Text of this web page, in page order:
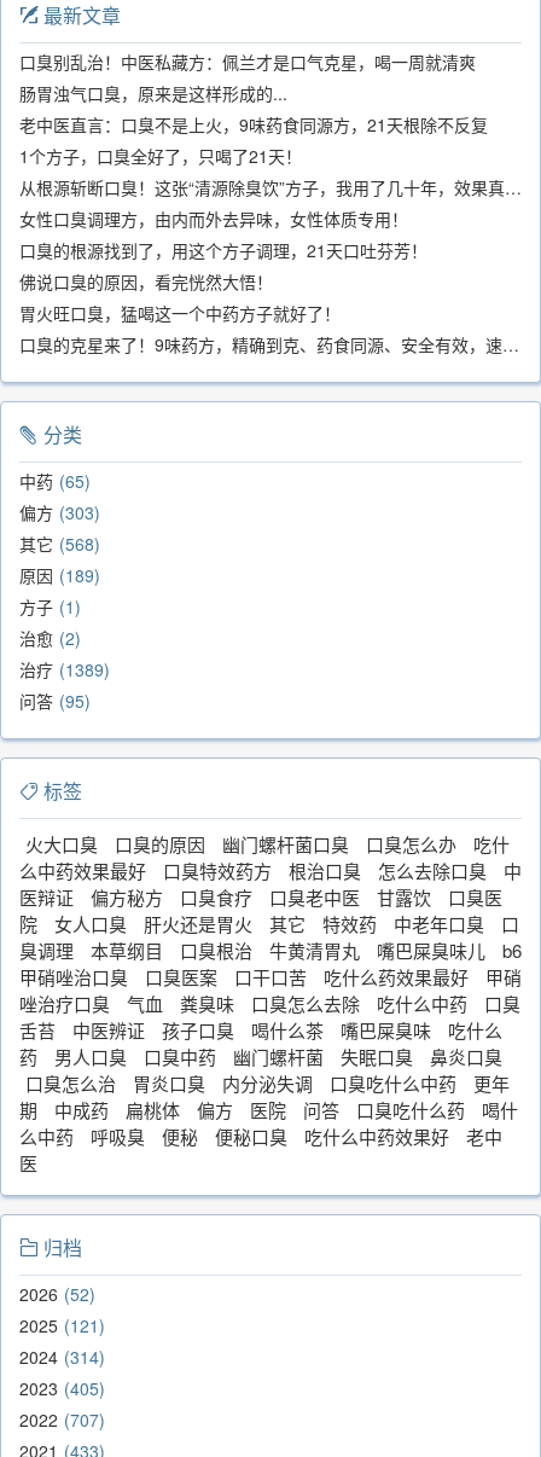
最新文章
口臭别乱治！中医私藏方：佩兰才是口气克星，喝一周就清爽
肠胃浊气口臭，原来是这样形成的...
老中医直言：口臭不是上火，9味药食同源方，21天根除不反复
1个方子，口臭全好了，只喝了21天！
从根源斩断口臭！这张“清源除臭饮”方子，我用了几十年，效果真不错
女性口臭调理方，由内而外去异味，女性体质专用！
口臭的根源找到了，用这个方子调理，21天口吐芬芳！
佛说口臭的原因，看完恍然大悟！
胃火旺口臭，猛喝这一个中药方子就好了！
口臭的克星来了！9味药方，精确到克、药食同源、安全有效，速看！
分类
中药 65
偏方 303
其它 568
原因 189
方子 1
治愈 2
治疗 1389
问答 95
标签
火大口臭 口臭的原因 幽门螺杆菌口臭 口臭怎么办
吃什
么中药效果最好
口臭特效药方 根治口臭 怎么去除口臭
中
医辩证
偏方秘方 口臭食疗 口臭老中医 甘露饮
口臭医
院
女人口臭 肝火还是胃火 其它 特效药 中老年口臭
口
臭调理
本草纲目 口臭根治 牛黄清胃丸 嘴巴屎臭味儿
b6
甲硝唑治口臭
口臭医案 口干口苦 吃什么药效果最好
甲硝
唑治疗口臭
气血 粪臭味 口臭怎么去除 吃什么中药
口臭
舌苔
中医辨证 孩子口臭 喝什么茶 嘴巴屎臭味
吃什么
药
男人口臭 口臭中药 幽门螺杆菌 失眠口臭
鼻炎口臭
口臭怎么治
胃炎口臭 内分泌失调 口臭吃什么中药
更年
期
中成药 扁桃体 偏方 医院 问答 口臭吃什么药
喝什
么中药
呼吸臭 便秘 便秘口臭 吃什么中药效果好
老中
医
归档
2026 52
2025 121
2024 314
2023 405
2022 707
2021
433